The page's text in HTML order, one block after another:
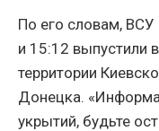
По его словам, ВСУ
и 15:12 выпустили
территории
Донецка.
укрытий, будьте